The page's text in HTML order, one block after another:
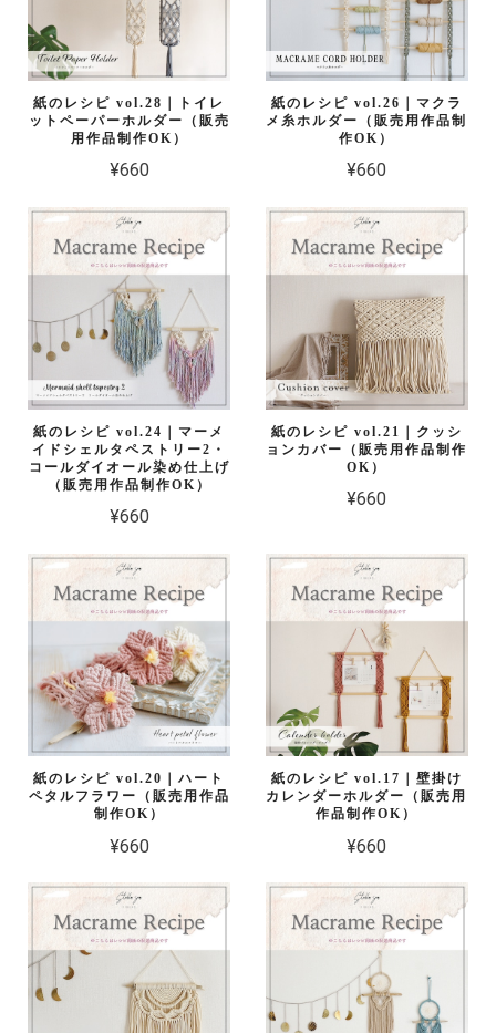
紙のレシピ vol.28｜トイレ
ットペーパーホルダー（販売
用作品制作OK）
¥660
紙のレシピ vol.26｜マクラ
メ糸ホルダー（販売用作品制
作OK）
¥660
紙のレシピ vol.24｜マーメ
イドシェルタペストリー2・
コールダイオール染め仕上げ
（販売用作品制作OK）
¥660
紙のレシピ vol.21｜クッシ
ョンカバー（販売用作品制作
OK）
¥660
紙のレシピ vol.20｜ハート
ペタルフラワー（販売用作品
制作OK）
¥660
紙のレシピ vol.17｜壁掛け
カレンダーホルダー（販売用
作品制作OK）
¥660